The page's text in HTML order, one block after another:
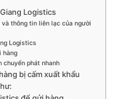
Logistics
và thông tin liên lạc của người
Logistics
hàng
chuyển phát nhanh
bị cấm xuất khẩu